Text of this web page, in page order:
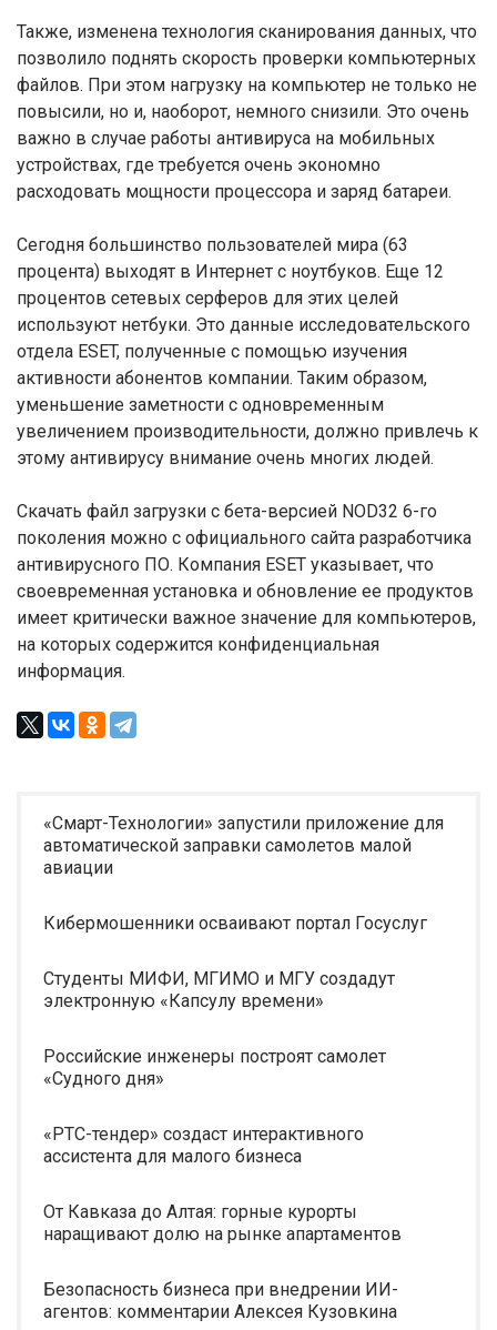
Также, изменена технология сканирования данных, что
позволило поднять скорость проверки компьютерных
файлов. При этом нагрузку на компьютер не только не
повысили, но и, наоборот, немного снизили. Это очень
важно в случае работы антивируса на мобильных
устройствах, где требуется очень экономно
расходовать мощности процессора и заряд батареи.
Сегодня большинство пользователей мира (63
процента) выходят в Интернет с ноутбуков. Еще 12
процентов сетевых серферов для этих целей
используют нетбуки. Это данные исследовательского
отдела ESET, полученные с помощью изучения
активности абонентов компании. Таким образом,
уменьшение заметности с одновременным
увеличением производительности, должно привлечь к
этому антивирусу внимание очень многих людей.
Скачать файл загрузки с бета-версией NOD32 6-го
поколения можно с официального сайта разработчика
антивирусного ПО. Компания ESET указывает, что
своевременная установка и обновление ее продуктов
имеет критически важное значение для компьютеров,
на которых содержится конфиденциальная
информация.
«Смарт-Технологии» запустили приложение для
автоматической заправки самолетов малой
авиации
Кибермошенники осваивают портал Госуслуг
Студенты МИФИ, МГИМО и МГУ создадут
электронную «Капсулу времени»
Российские инженеры построят самолет
«Судного дня»
«РТС-тендер» создаст интерактивного
ассистента для малого бизнеса
От Кавказа до Алтая: горные курорты
наращивают долю на рынке апартаментов
Безопасность бизнеса при внедрении ИИ-
агентов: комментарии Алексея Кузовкина